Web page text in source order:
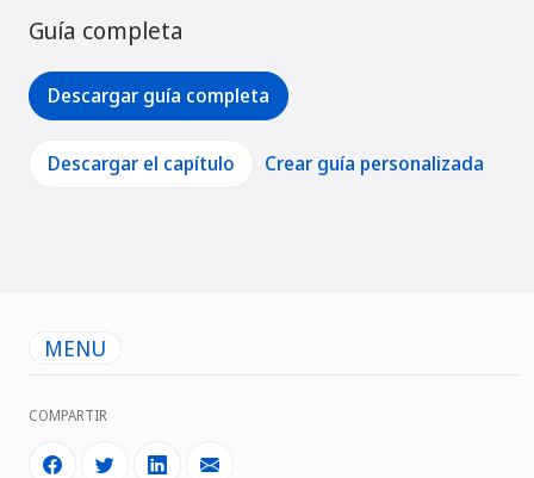
Guía completa
Descargar guía completa
Descargar el capítulo Crear guía personalizada
MENU
COMPARTIR